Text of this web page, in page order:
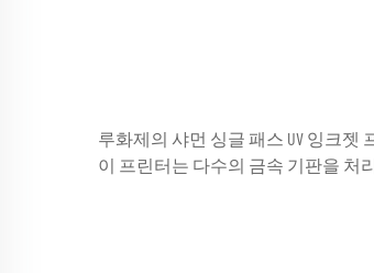
루화제의 샤먼 싱글 패스 UV 잉크젯
이 프린터는 다수의 금속 기판을 처